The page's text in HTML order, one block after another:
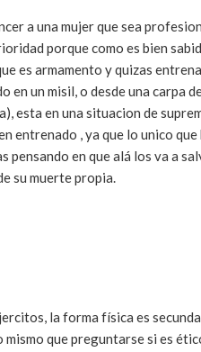
a una mujer que sea
porque como es bien
es armamento y quizas
en un misil, o desde una
esta en una situacion de
entrenado , ya que lo unico
pensando en que alá los va a
su muerte propia.
la forma física es
que preguntarse si es